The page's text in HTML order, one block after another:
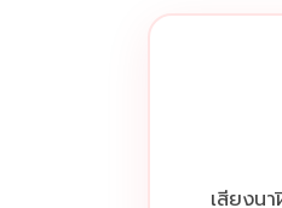
เสียงน